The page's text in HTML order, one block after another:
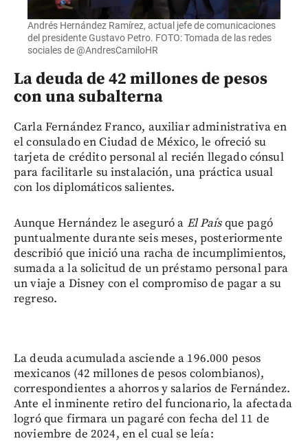
Andrés Hernández Ramírez, actual jefe de comunicaciones
del presidente Gustavo Petro. FOTO: Tomada de las redes
sociales de @AndresCamiloHR
La deuda de 42 millones de pesos
con una subalterna
Carla Fernández Franco, auxiliar administrativa en
el consulado en Ciudad de México, le ofreció su
tarjeta de crédito personal al recién llegado cónsul
para facilitarle su instalación, una práctica usual
con los diplomáticos salientes.
Aunque Hernández le aseguró a El Paísque pagó
puntualmente durante seis meses, posteriormente
describió que inició una racha de incumplimientos,
sumada a la solicitud de un préstamo personal para
un viaje a Disney con el compromiso de pagar a su
regreso.
La deuda acumulada asciende a 196.000 pesos
mexicanos (42 millones de pesos colombianos),
correspondientes a ahorros y salarios de Fernández.
Ante el inminente retiro del funcionario, la afectada
logró que firmara un pagaré con fecha del 11 de
noviembre de 2024, en el cual se leía: